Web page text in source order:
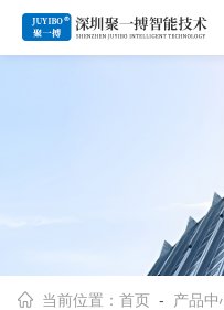
当前位置：首页 - 产品中